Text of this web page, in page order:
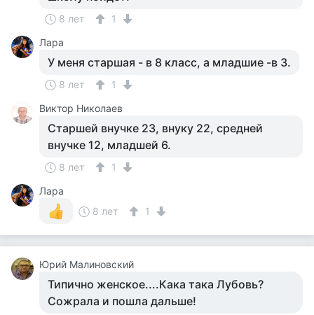
8 лет
1
Лара
У меня старшая - в 8 класс, а младшие -в 3.
8 лет
1
Виктор Николаев
Старшей внучке 23, внуку 22, средней
внучке 12, младшей 6.
8 лет
1
Лара
8 лет
1
Юрий Малиновский
Типично женское....Кака така Лубовь?
Сожрала и пошла дальше!